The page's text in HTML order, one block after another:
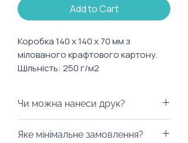
Add to Cart
Коробка 140 х 140 х 70 мм з
мілованого крафтового картону.
Щільність: 250 г/м2
Чи можна нанеси друк?
використати ваші дизайни для
Яке мінімальне замовлення?